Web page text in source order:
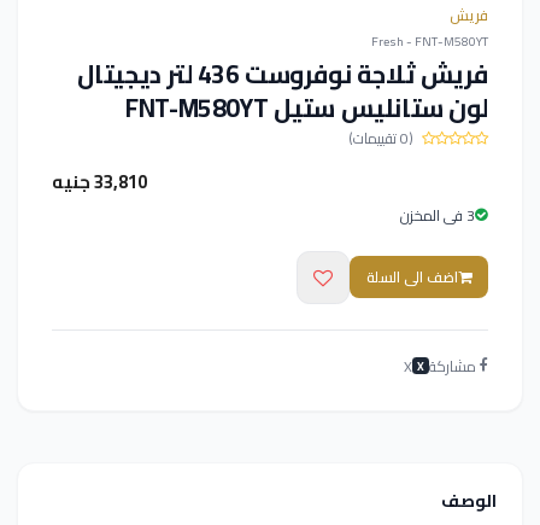
فريش
Fresh - FNT-M580YT
فريش ثلاجة نوفروست 436 لتر ديجيتال
لون ستانليس ستيل FNT-M580YT
(0 تقييمات)
33,810 جنيه
3 فى المخزن
اضف الى السلة
مشاركة X
X
الوصف